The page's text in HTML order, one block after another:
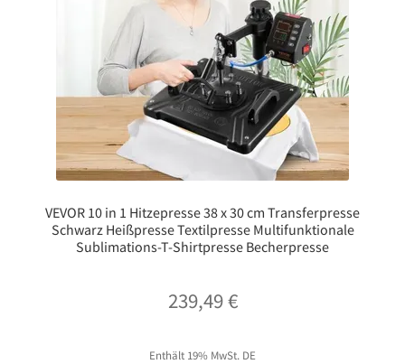
VEVOR 10 in 1 Hitzepresse 38 x 30 cm Transferpresse
Schwarz Heißpresse Textilpresse Multifunktionale
Sublimations-T-Shirtpresse Becherpresse
239,49€
Enthält 19% MwSt. DE